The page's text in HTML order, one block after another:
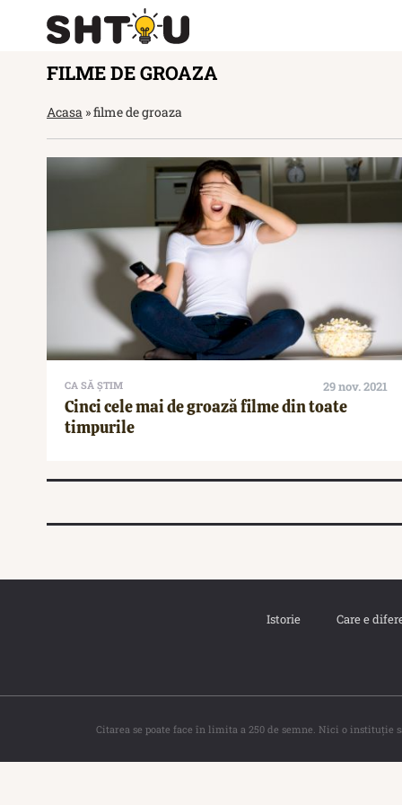
FILME DE GROAZA
Acasa »filme de groaza
CA SĂ ȘTIM 29 nov. 2021
Cinci cele mai de groază filme din toate
timpurile
Istorie Care e
Citarea se poate face în limita a 250 de semne. Nici o